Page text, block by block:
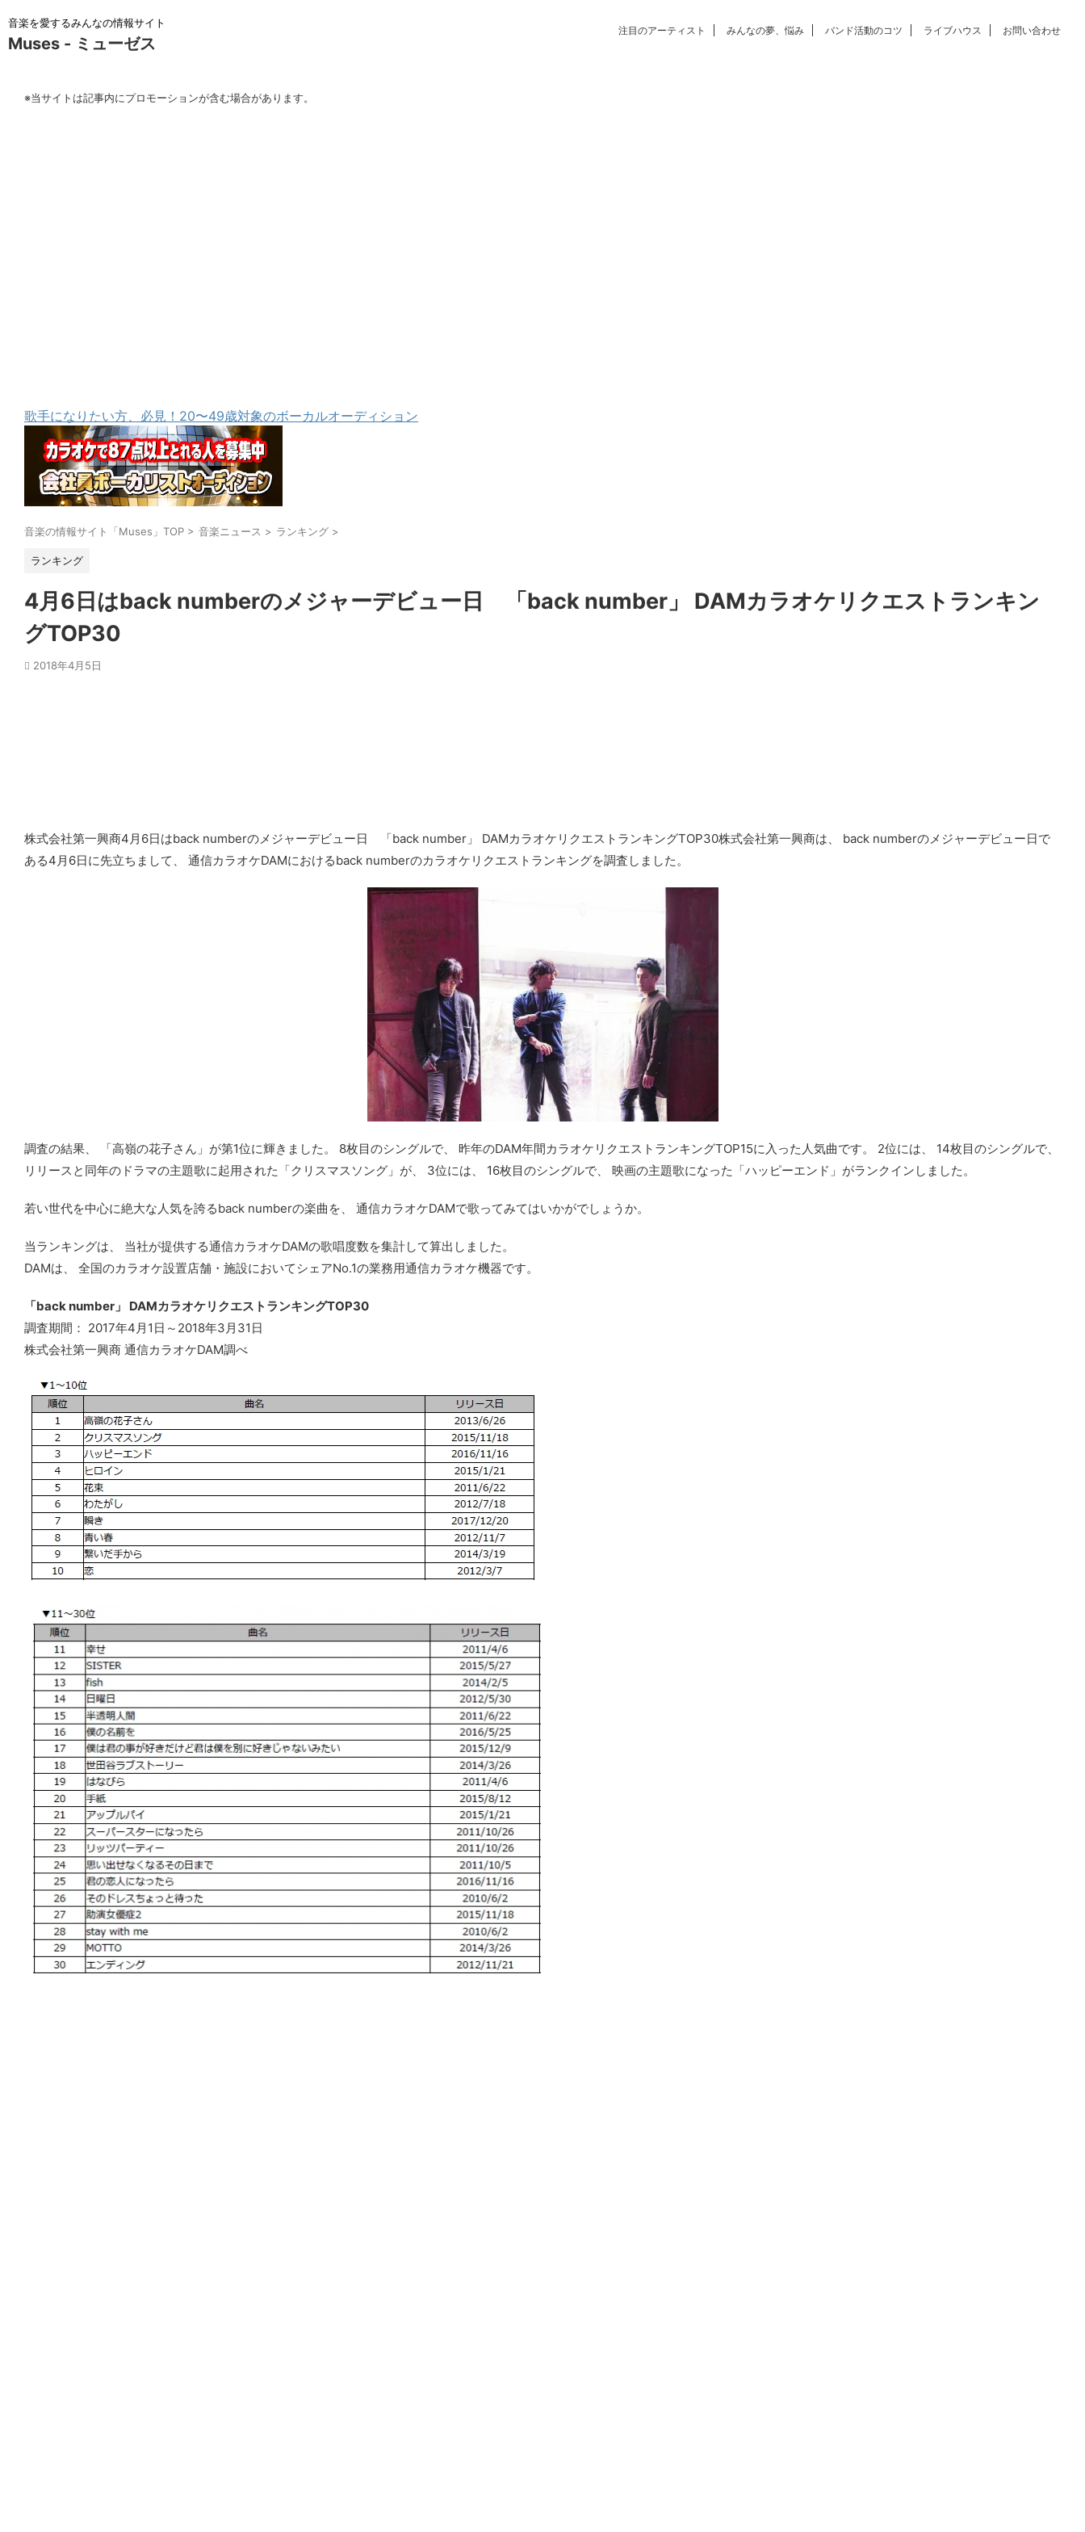
音楽を愛するみんなの情報サイト
Muses - ミューゼス
注目のアーティスト みんなの夢、悩み バンド活動のコツ ライブハウス お問い合わせ
※当サイトは記事内にプロモーションが含む場合があります。
歌手になりたい方、必見！20〜49歳対象のボーカルオーディション
音楽の情報サイト「Muses」TOP > 音楽ニュース > ランキング >
ランキング
4月6日はback numberのメジャーデビュー日 「back number」 DAMカラオケリクエストランキン
グTOP30
2018年4月5日
株式会社第一興商4月6日はback numberのメジャーデビュー日 「back number」 DAMカラオケリクエストランキングTOP30株式会社第一興商は、 back numberのメジャーデビュー日で
ある4月6日に先立ちまして、 通信カラオケDAMにおけるback numberのカラオケリクエストランキングを調査しました。
調査の結果、 「高嶺の花子さん」が第1位に輝きました。 8枚目のシングルで、 昨年のDAM年間カラオケリクエストランキングTOP15に入った人気曲です。 2位には、 14枚目のシングルで、
リリースと同年のドラマの主題歌に起用された「クリスマスソング」が、 3位には、 16枚目のシングルで、 映画の主題歌になった「ハッピーエンド」がランクインしました。
若い世代を中心に絶大な人気を誇るback numberの楽曲を、 通信カラオケDAMで歌ってみてはいかがでしょうか。
当ランキングは、 当社が提供する通信カラオケDAMの歌唱度数を集計して算出しました。
DAMは、 全国のカラオケ設置店舗・施設においてシェアNo.1の業務用通信カラオケ機器です。
「back number」 DAMカラオケリクエストランキングTOP30
調査期間： 2017年4月1日～2018年3月31日
株式会社第一興商 通信カラオケDAM調べ